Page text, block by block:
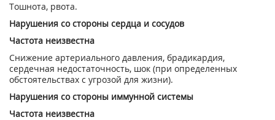
Тошнота, рвота.
Нарушения со стороны сердца и сосудов
Частота неизвестна
Снижение артериального давления, брадикардия,
сердечная недостаточность, шок (при определенных
обстоятельствах с угрозой для жизни).
Нарушения со стороны иммунной системы
Частота неизвестна